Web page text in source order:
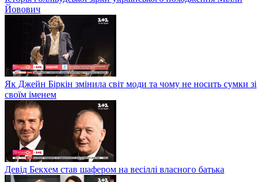
Йовович
Як Джейн Біркін змінила світ моди та чому не носить сумки зі
своїм іменем
Девід Бекхем став шафером на весіллі власного батька